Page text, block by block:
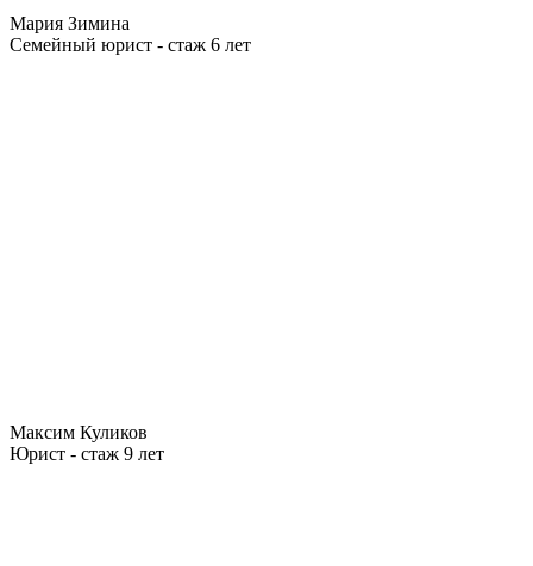
Мария Зимина
Семейный юрист - стаж 6 лет
Максим Куликов
Юрист - стаж 9 лет